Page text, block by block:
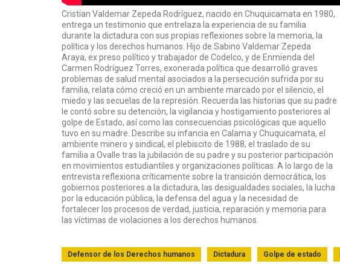
Cristian Valdemar Zepeda Rodríguez, nacido en Chuquicamata en 1980,
entrega un testimonio que entrelaza la experiencia de su familia
durante la dictadura con sus propias reflexiones sobre la memoria, la
política y los derechos humanos. Hijo de Sabino Valdemar Zepeda
Araya, ex preso político y trabajador de Codelco, y de Enmienda del
Carmen Rodríguez Torres, exonerada política que desarrolló graves
problemas de salud mental asociados a la persecución sufrida por su
familia, relata cómo creció en un ambiente marcado por el silencio, el
miedo y las secuelas de la represión. Recuerda las historias que su padre
le contó sobre su detención, la vigilancia y hostigamiento posteriores al
golpe de Estado, así como las consecuencias psicológicas que aquello
tuvo en su madre. Describe su infancia en Calama y Chuquicamata, el
ambiente minero y sindical, el plebiscito de 1988, el traslado de su
familia a Ovalle tras la jubilación de su padre y su posterior participación
en movimientos estudiantiles y organizaciones políticas. A lo largo de la
entrevista reflexiona críticamente sobre la transición democrática, los
gobiernos posteriores a la dictadura, las desigualdades sociales, la lucha
por la educación pública, la defensa del agua y la necesidad de
fortalecer los procesos de verdad, justicia, reparación y memoria para
las víctimas de violaciones a los derechos humanos.
Defensor de los Derechos humanos Dictadura Golpe de estado